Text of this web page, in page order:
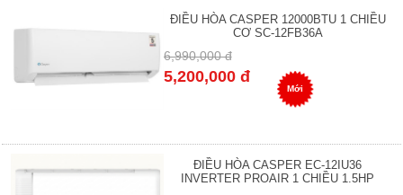
ĐIỀU HÒA CASPER 12000BTU 1 CHIỀU
CƠ SC-12FB36A
6,990,000 đ
5,200,000 đ
Mới
ĐIỀU HÒA CASPER EC-12IU36
INVERTER PROAIR 1 CHIỀU 1.5HP